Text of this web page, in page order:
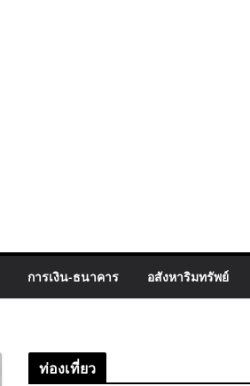
การเงิน-ธนาคาร อสังหาริมทรัพย์
ท่องเที่ยว